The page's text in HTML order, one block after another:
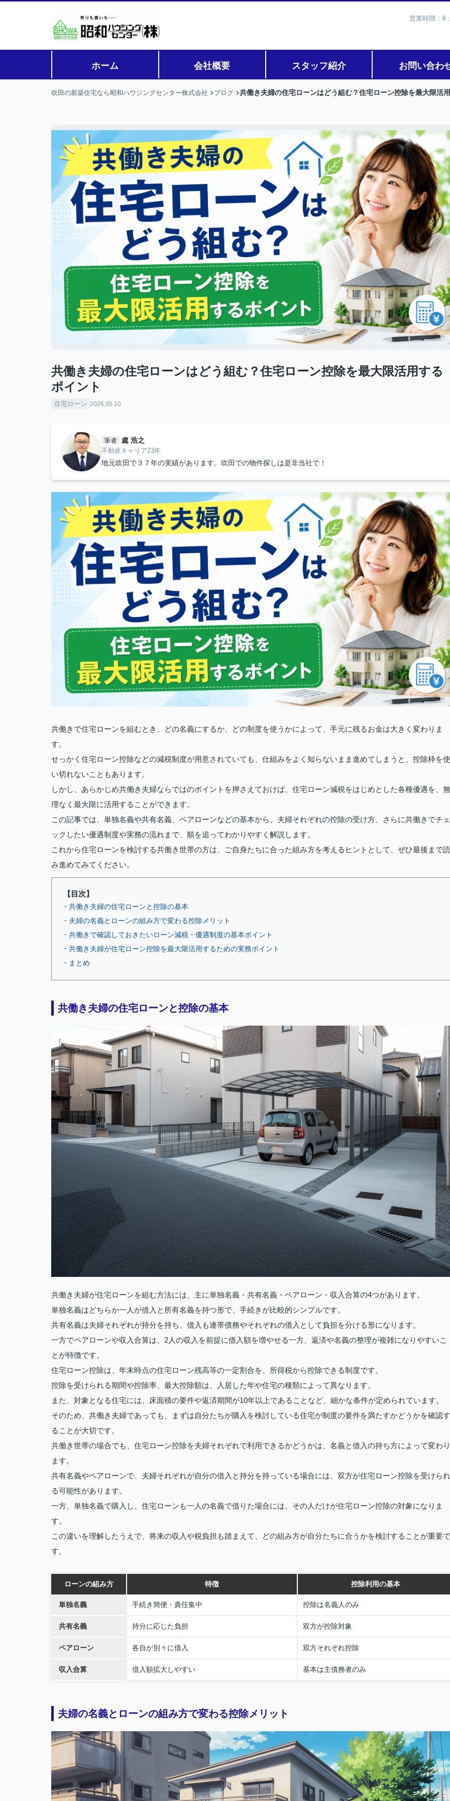
営業時間：9
ホーム 会社概要 スタッフ紹介 お問い合わ
吹田の新築住宅なら昭和ハウジングセンター株式会社 ブログ 共働き夫婦の住宅ローンはどう組む？住宅ローン控除を最大限活
共働き夫婦の住宅ローンはどう組む？住宅ローン控除を最大限活用する
ポイント
住宅ローン 2026.05.10
筆者 處 浩之
不動産キャリア23年
地元吹田で３７年の実績があります。吹田での物件探しは是非当社で！
共働きで住宅ローンを組むとき、どの名義にするか、どの制度を使うかによって、手元に残るお金は大きく変わりま
す。
せっかく住宅ローン控除などの減税制度が用意されていても、仕組みをよく知らないまま進めてしまうと、控除枠を使
い切れないこともあります。
しかし、あらかじめ共働き夫婦ならではのポイントを押さえておけば、住宅ローン減税をはじめとした各種優遇を、無
理なく最大限に活用することができます。
この記事では、単独名義や共有名義、ペアローンなどの基本から、夫婦それぞれの控除の受け方、さらに共働きでチェ
ックしたい優遇制度や実務の流れまで、順を追ってわかりやすく解説します。
これから住宅ローンを検討する共働き世帯の方は、ご自身たちに合った組み方を考えるヒントとして、ぜひ最後まで読
み進めてみてください。
【目次】
・共働き夫婦の住宅ローンと控除の基本
・夫婦の名義とローンの組み方で変わる控除メリット
・共働きで確認しておきたいローン減税・優遇制度の基本ポイント
・共働き夫婦が住宅ローン控除を最大限活用するための実務ポイント
・まとめ
共働き夫婦の住宅ローンと控除の基本
共働き夫婦が住宅ローンを組む方法には、主に単独名義・共有名義・ペアローン・収入合算の4つがあります。
単独名義はどちらか一人が借入と所有名義を持つ形で、手続きが比較的シンプルです。
共有名義は夫婦それぞれが持分を持ち、借入も連帯債務やそれぞれの借入として負担を分ける形になります。
一方でペアローンや収入合算は、2人の収入を前提に借入額を増やせる一方、返済や名義の整理が複雑になりやすいこ
とが特徴です。
住宅ローン控除は、年末時点の住宅ローン残高等の一定割合を、所得税から控除できる制度です。
控除を受けられる期間や控除率、最大控除額は、入居した年や住宅の種類によって異なります。
また、対象となる住宅には、床面積の要件や返済期間が10年以上であることなど、細かな条件が定められています。
そのため、共働き夫婦であっても、まずは自分たちが購入を検討している住宅が制度の要件を満たすかどうかを確認す
ることが大切です。
共働き世帯の場合でも、住宅ローン控除を夫婦それぞれで利用できるかどうかは、名義と借入の持ち方によって変わり
ます。
共有名義やペアローンで、夫婦それぞれが自分の借入と持分を持っている場合には、双方が住宅ローン控除を受けられ
る可能性があります。
一方、単独名義で購入し、住宅ローンも一人の名義で借りた場合には、その人だけが住宅ローン控除の対象になりま
す。
この違いを理解したうえで、将来の収入や税負担も踏まえて、どの組み方が自分たちに合うかを検討することが重要で
す。
ローンの組み方 特徴 控除利用の基本
単独名義 手続き簡便・責任集中 控除は名義人のみ
共有名義 持分に応じた負担 双方が控除対象
ペアローン 各自が別々に借入 双方それぞれ控除
収入合算 借入額拡大しやすい 基本は主債務者のみ
夫婦の名義とローンの組み方で変わる控除メリット